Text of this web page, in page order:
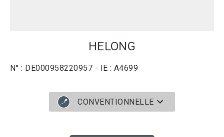
HELONG
N° : DE000958220957 - IE : A4699
CONVENTIONNELLE